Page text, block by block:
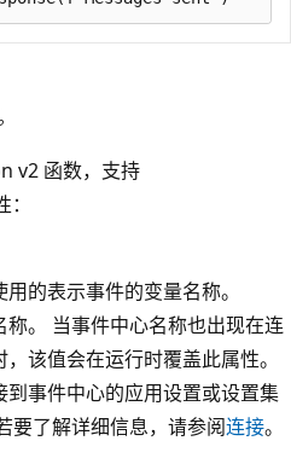
v2 函数，支持
的表示事件的变量名称。
称。 当事件中心名称也出现在连
该值会在运行时覆盖此属性。
到事件中心的应用设置或设置集
要了解详细信息，请参阅连接。